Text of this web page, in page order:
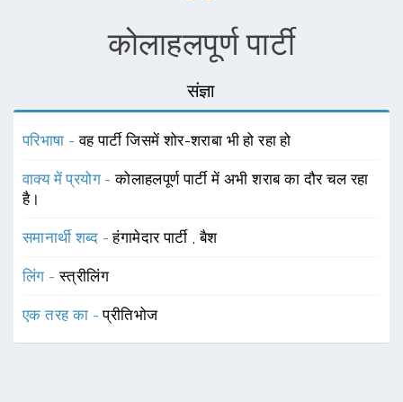
कोलाहलपूर्ण पार्टी
संज्ञा
परिभाषा -वह पार्टी जिसमें शोर-शराबा भी हो रहा हो
वाक्य में प्रयोग -कोलाहलपूर्ण पार्टी में अभी शराब का दौर चल रहा
है।
समानार्थी शब्द -हंगामेदार पार्टी ,बैश
लिंग -स्त्रीलिंग
एक तरह का -प्रीतिभोज